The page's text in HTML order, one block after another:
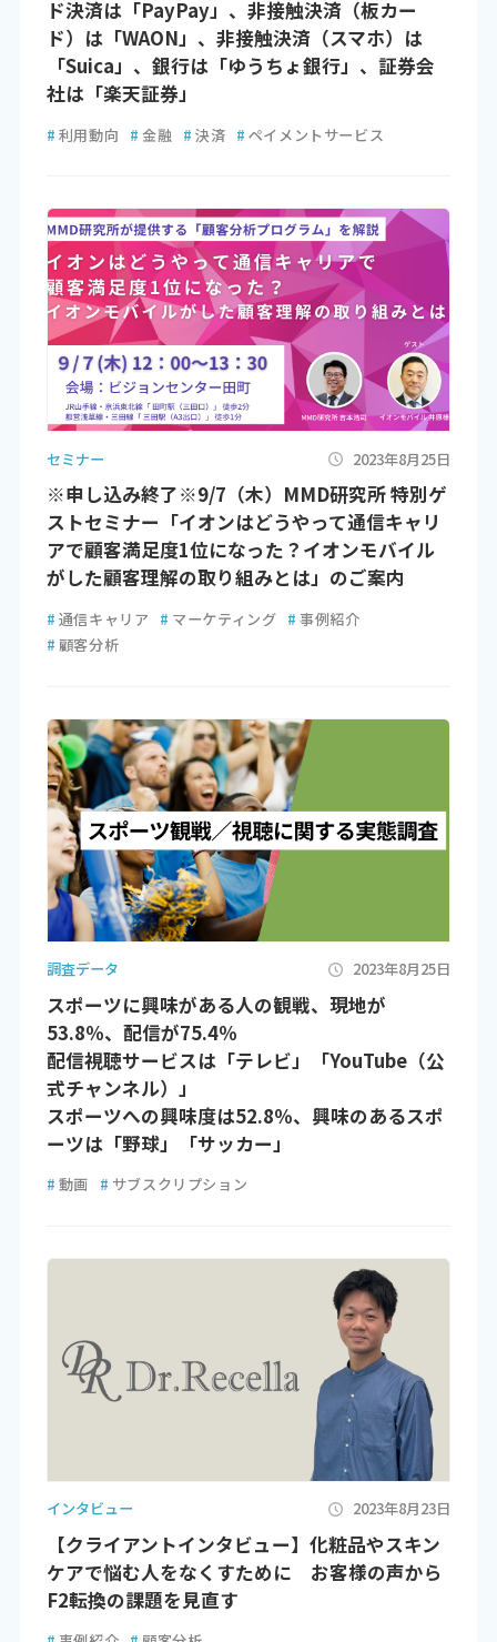
ド決済は「PayPay」、非接触決済（板カー
ド）は「WAON」、非接触決済（スマホ）は
「Suica」、銀行は「ゆうちょ銀行」、証券会
社は「楽天証券」
# 利用動向 # 金融 # 決済 # ペイメントサービス
セミナー 2023年8月25日
※申し込み終了※9/7（木）MMD研究所 特別ゲ
ストセミナー「イオンはどうやって通信キャリ
アで顧客満足度1位になった？イオンモバイル
がした顧客理解の取り組みとは」のご案内
# 通信キャリア # マーケティング # 事例紹介
# 顧客分析
調査データ 2023年8月25日
スポーツに興味がある人の観戦、現地が
53.8％、配信が75.4％
配信視聴サービスは「テレビ」「YouTube（公
式チャンネル）」
スポーツへの興味度は52.8％、興味のあるスポ
ーツは「野球」「サッカー」
# 動画 # サブスクリプション
インタビュー 2023年8月23日
【クライアントインタビュー】化粧品やスキン
ケアで悩む人をなくすために お客様の声から
F2転換の課題を見直す